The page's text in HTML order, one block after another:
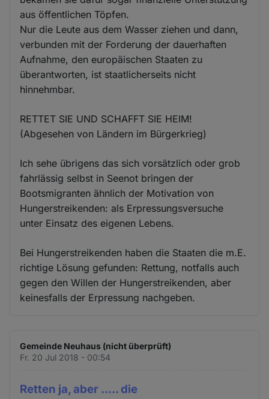
aus öffentlichen Töpfen.
Nur die Leute aus dem Wasser ziehen und dann,
verbunden mit der Forderung der dauerhaften
Aufnahme, den europäischen Staaten zu
überantworten, ist staatlicherseits nicht
hinnehmbar.
RETTET SIE UND SCHAFFT SIE HEIM!
(Abgesehen von Ländern im Bürgerkrieg)
Ich sehe übrigens das sich vorsätzlich oder grob
fahrlässig selbst in Seenot bringen der
Bootsmigranten ähnlich der Motivation von
Hungerstreikenden: als Erpressungsversuche
unter Einsatz des eigenen Lebens.
Bei Hungerstreikenden haben die Staaten die m.E.
richtige Lösung gefunden: Rettung, notfalls auch
gegen den Willen der Hungerstreikenden, aber
keinesfalls der Erpressung nachgeben.
Gemeinde Neuhaus (nicht überprüft)
Fr. 20 Jul 2018 - 00:54
Retten ja, aber ..... die